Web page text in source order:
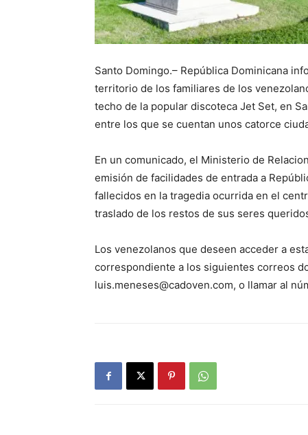
Santo Domingo.– República Dominicana
territorio de los familiares de los
techo de la popular discoteca Jet Set, en
entre los que se cuentan unos catorce
En un comunicado, el Ministerio de
emisión de facilidades de entrada a
fallecidos en la tragedia ocurrida en el
traslado de los restos de sus seres
Los venezolanos que deseen acceder a
correspondiente a los siguientes correos
luis.meneses@cadoven.com, o llamar al